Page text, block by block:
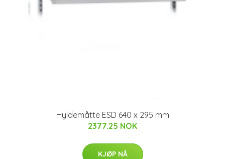
Hyldemåtte ESD 640 x 295 mm
2377.25 NOK
KJØP NÅ